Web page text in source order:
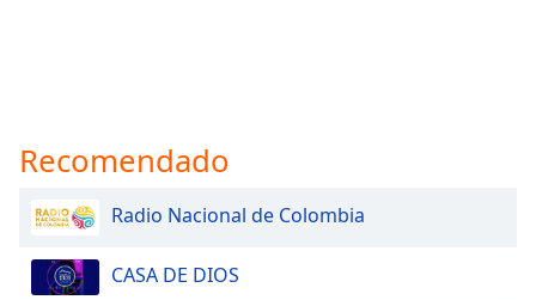
Recomendado
Radio Nacional de Colombia
CASA DE DIOS